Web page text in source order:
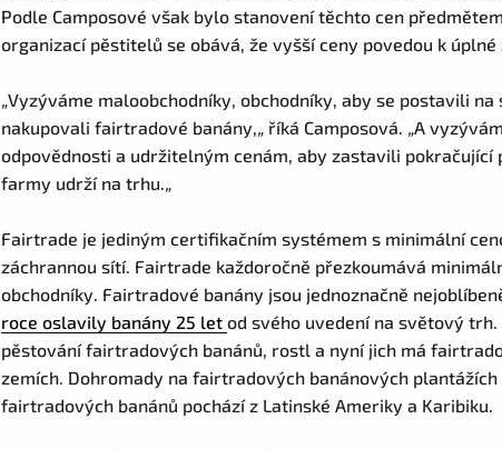
Podle Camposové však bylo stanovení těchto cen
organizací pěstitelů se obává, že vyšší ceny povedou k
„Vyzýváme maloobchodníky, obchodníky, aby se postavili
nakupovali fairtradové banány,„ říká Camposová. „A
odpovědnosti a udržitelným cenám, aby zastavili pokračující
farmy udrží na trhu.„
Fairtrade je jediným certifikačním systémem s minimální
záchrannou sítí. Fairtrade každoročně přezkoumává
obchodníky. Fairtradové banány jsou jednoznačně
roce oslavily banány 25 letod svého uvedení na světový
pěstování fairtradových banánů, rostl a nyní jich má
zemích. Dohromady na fairtradových banánových
fairtradových banánů pochází z Latinské Ameriky a Karibiku.